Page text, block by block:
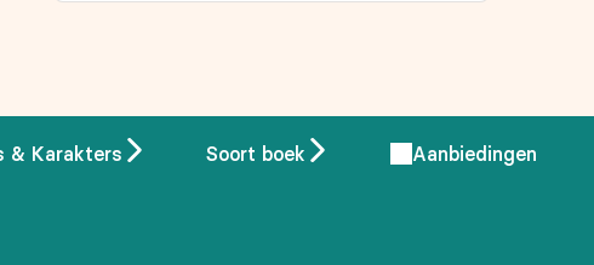
& Karakters Soort boek Aanbiedingen